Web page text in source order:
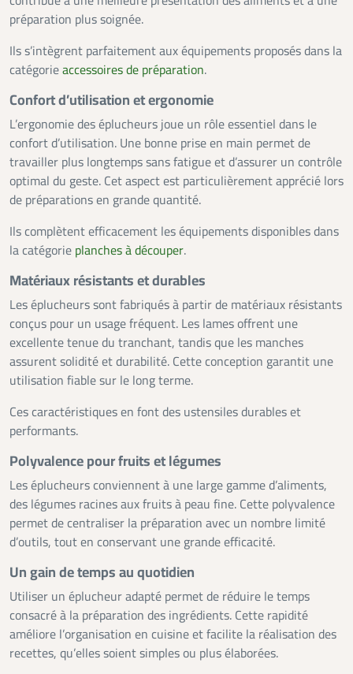
préparation plus soignée.
Ils s’intègrent parfaitement aux équipements proposés dans la
catégorieaccessoires de préparation.
Confort d’utilisation et ergonomie
L’ergonomie des éplucheurs joue un rôle essentiel dans le
confort d’utilisation. Une bonne prise en main permet de
travailler plus longtemps sans fatigue et d’assurer un contrôle
optimal du geste. Cet aspect est particulièrement apprécié lors
de préparations en grande quantité.
Ils complètent efficacement les équipements disponibles dans
la catégorie planches à découper.
Matériaux résistants et durables
Les éplucheurs sont fabriqués à partir de matériaux résistants
conçus pour un usage fréquent. Les lames offrent une
excellente tenue du tranchant, tandis que les manches
assurent solidité et durabilité. Cette conception garantit une
utilisation fiable sur le long terme.
Ces caractéristiques en font des ustensiles durables et
performants.
Polyvalence pour fruits et légumes
Les éplucheurs conviennent à une large gamme d’aliments,
des légumes racines aux fruits à peau fine. Cette polyvalence
permet de centraliser la préparation avec un nombre limité
d’outils, tout en conservant une grande efficacité.
Un gain de temps au quotidien
Utiliser un éplucheur adapté permet de réduire le temps
consacré à la préparation des ingrédients. Cette rapidité
améliore l’organisation en cuisine et facilite la réalisation des
recettes, qu’elles soient simples ou plus élaborées.